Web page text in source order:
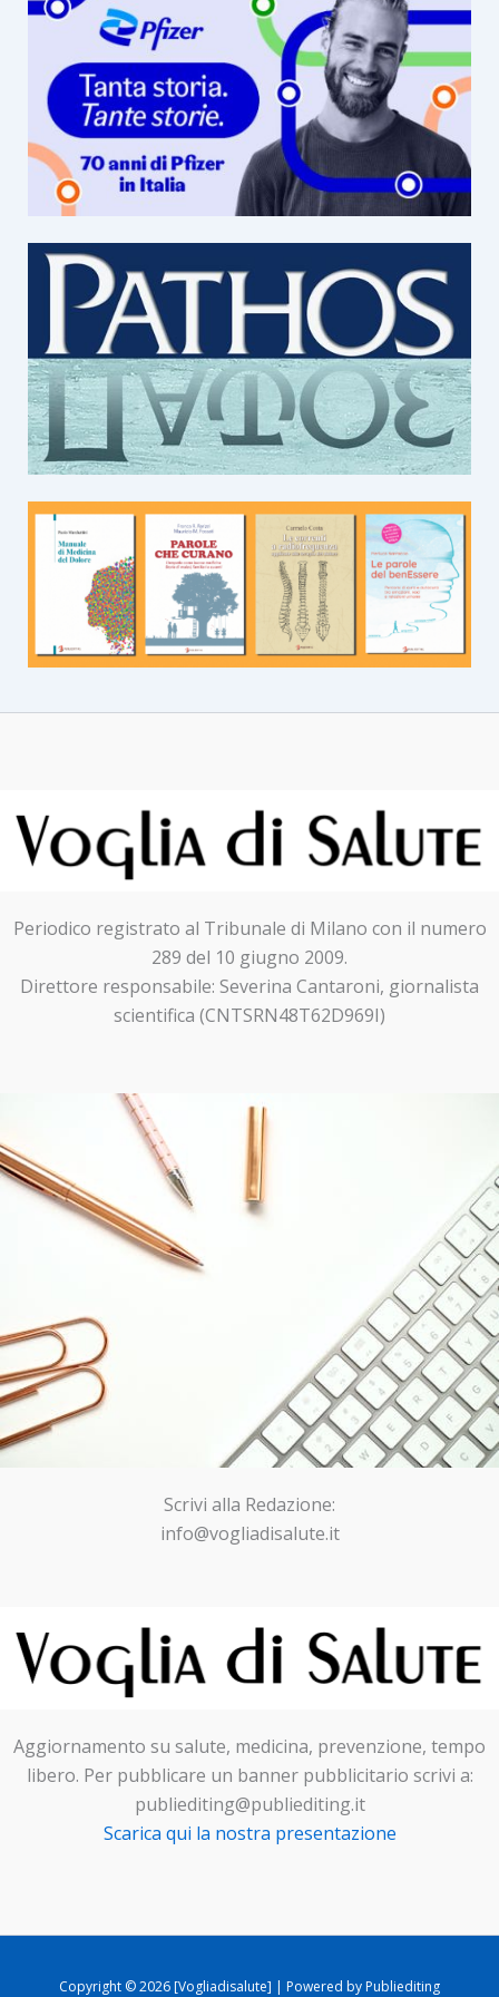
Periodico registrato al Tribunale di Milano con il numero
289 del 10 giugno 2009.
Direttore responsabile: Severina Cantaroni, giornalista
scientifica (CNTSRN48T62D969I)
Scrivi alla Redazione:
info@vogliadisalute.it
Aggiornamento su salute, medicina, prevenzione, tempo
libero. Per pubblicare un banner pubblicitario scrivi a:
publiediting@publiediting.it
Scarica qui la nostra presentazione
Copyright © 2026 [Vogliadisalute] | Powered by Publiediting